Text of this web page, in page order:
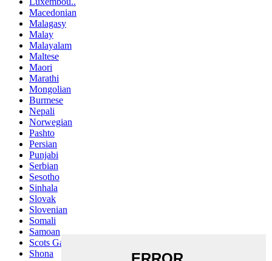
Macedonian
Malagasy
Malay
Malayalam
Maltese
Maori
Marathi
Mongolian
Burmese
Nepali
Norwegian
Pashto
Persian
Punjabi
Serbian
Sesotho
Sinhala
Slovak
Slovenian
Somali
Samoan
Scots Gaelic
Shona